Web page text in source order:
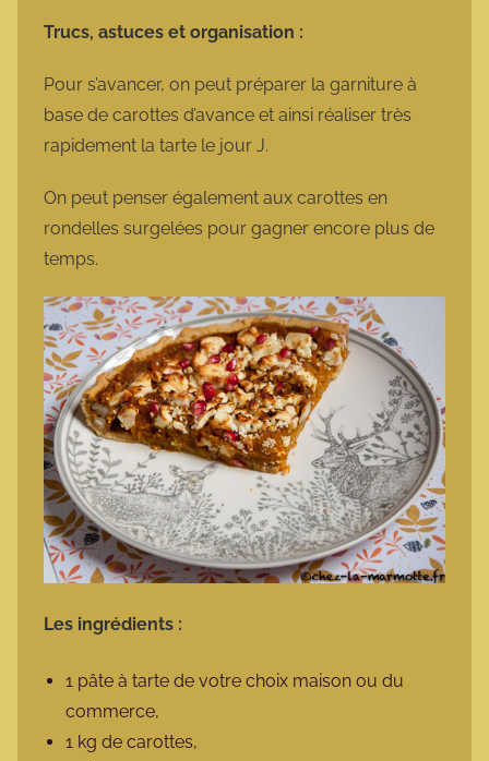
Trucs, astuces et organisation :
Pour s’avancer, on peut préparer la garniture à
base de carottes d’avance et ainsi réaliser très
rapidement la tarte le jour J.
On peut penser également aux carottes en
rondelles surgelées pour gagner encore plus de
temps.
Les ingrédients :
1 pâte à tarte de votre choix maison ou du
commerce,
1 kg de carottes,